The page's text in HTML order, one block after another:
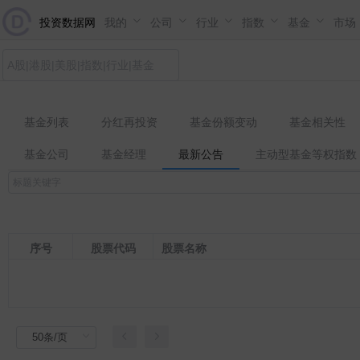
投资数据网 我的 公司 行业 指数 基金 市场
基金列表 分红再投资 基金份额变动
基金相关性
基金公司
基金经理 最新公告 主动型基金等权指数
序号 股票代码 股票名称